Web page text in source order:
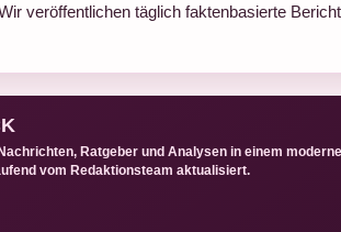
veröffentlichen täglich faktenbasierte
Ratgeber und Analysen in einem
vom Redaktionsteam aktualisiert.